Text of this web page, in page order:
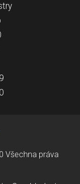
Všechna práva